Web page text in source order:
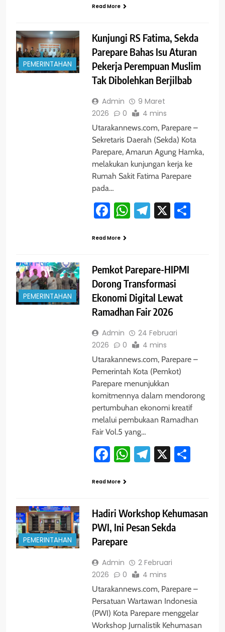
Read More
PEMERINTAHAN
Kunjungi RS Fatima, Sekda
Parepare Bahas Isu Aturan
Pekerja Perempuan Muslim
Tak Dibolehkan Berjilbab
Admin
9 Maret
2026
0 4 mins
Utarakannews.com, Parepare –
Sekretaris Daerah (Sekda) Kota
Parepare, Amarun Agung Hamka,
melakukan kunjungan kerja ke
Rumah Sakit Fatima Parepare
pada…
Facebook
WhatsApp
Telegram
X
Read More
PEMERINTAHAN
Pemkot Parepare-HIPMI
Dorong Transformasi
Ekonomi Digital Lewat
Ramadhan Fair 2026
Admin
24 Februari
2026
0 4 mins
Utarakannews.com, Parepare –
Pemerintah Kota (Pemkot)
Parepare menunjukkan
komitmennya dalam mendorong
pertumbuhan ekonomi kreatif
melalui pembukaan Ramadhan
Fair Vol.5 yang…
Facebook
WhatsApp
Telegram
X
Read More
PEMERINTAHAN
Hadiri Workshop Kehumasan
PWI, Ini Pesan Sekda
Parepare
Admin
2 Februari
2026
0 4 mins
Utarakannews.com, Parepare –
Persatuan Wartawan Indonesia
(PWI) Kota Parepare menggelar
Workshop Jurnalistik Kehumasan